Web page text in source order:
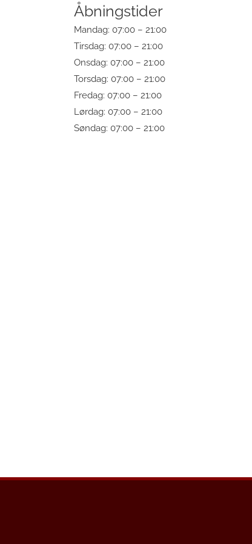
Åbningstider
Mandag: 07:00 – 21:00
Tirsdag: 07:00 – 21:00
Onsdag: 07:00 – 21:00
Torsdag: 07:00 – 21:00
Fredag: 07:00 – 21:00
Lørdag: 07:00 – 21:00
Søndag: 07:00 – 21:00